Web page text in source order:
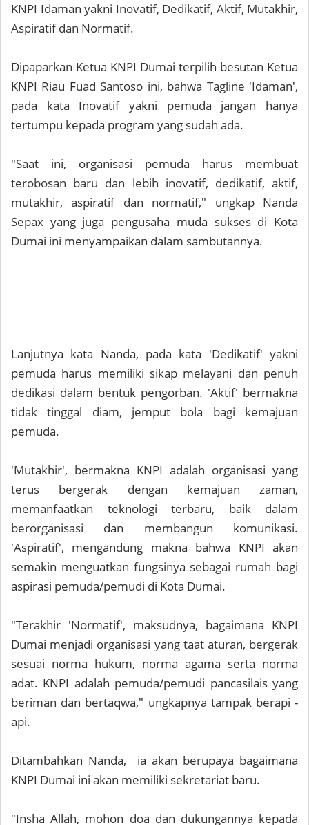
KNPI Idaman yakni Inovatif, Dedikatif, Aktif, Mutakhir,
Aspiratif dan Normatif.
Dipaparkan Ketua KNPI Dumai terpilih besutan Ketua
KNPI Riau Fuad Santoso ini, bahwa Tagline 'Idaman',
pada kata Inovatif yakni pemuda jangan hanya
tertumpu kepada program yang sudah ada.
"Saat ini, organisasi pemuda harus membuat
terobosan baru dan lebih inovatif, dedikatif, aktif,
mutakhir, aspiratif dan normatif," ungkap Nanda
Sepax yang juga pengusaha muda sukses di Kota
Dumai ini menyampaikan dalam sambutannya.
Lanjutnya kata Nanda, pada kata 'Dedikatif' yakni
pemuda harus memiliki sikap melayani dan penuh
dedikasi dalam bentuk pengorban. 'Aktif' bermakna
tidak tinggal diam, jemput bola bagi kemajuan
pemuda.
'Mutakhir', bermakna KNPI adalah organisasi yang
terus bergerak dengan kemajuan zaman,
memanfaatkan teknologi terbaru, baik dalam
berorganisasi dan membangun komunikasi.
'Aspiratif', mengandung makna bahwa KNPI akan
semakin menguatkan fungsinya sebagai rumah bagi
aspirasi pemuda/pemudi di Kota Dumai.
"Terakhir 'Normatif', maksudnya, bagaimana KNPI
Dumai menjadi organisasi yang taat aturan, bergerak
sesuai norma hukum, norma agama serta norma
adat. KNPI adalah pemuda/pemudi pancasilais yang
beriman dan bertaqwa," ungkapnya tampak berapi -
api.
Ditambahkan Nanda, ia akan berupaya bagaimana
KNPI Dumai ini akan memiliki sekretariat baru.
"Insha Allah, mohon doa dan dukungannya kepada